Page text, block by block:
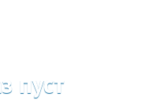
пуст